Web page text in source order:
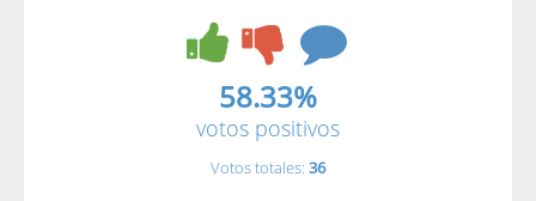
58.33%
votos positivos
Votos totales: 36